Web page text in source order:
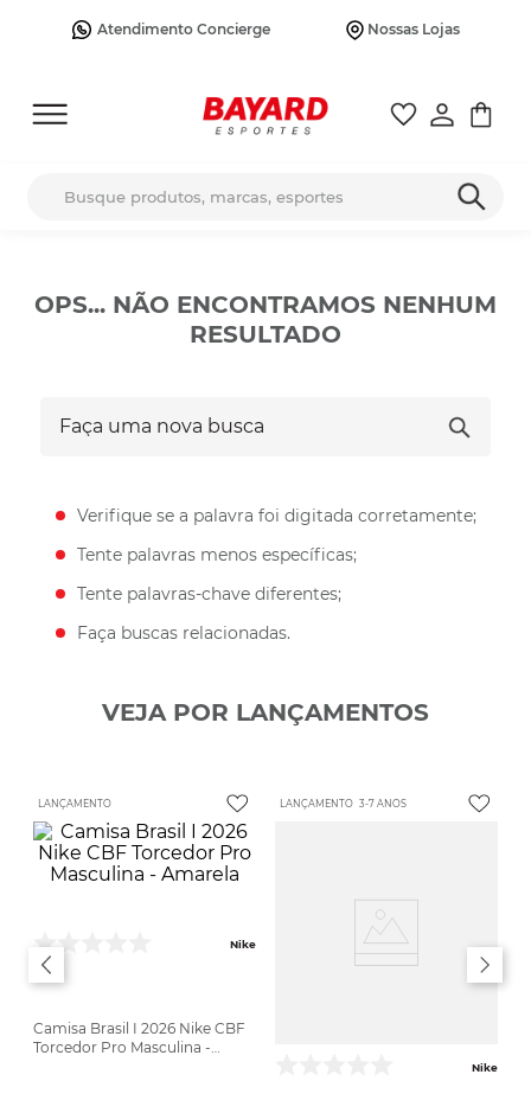
Atendimento Concierge Nossas Lojas
OPS... NÃO ENCONTRAMOS NENHUM
RESULTADO
Verifique se a palavra foi digitada corretamente;
Tente palavras menos específicas;
Tente palavras-chave diferentes;
Faça buscas relacionadas.
VEJA POR LANÇAMENTOS
LANÇAMENTO
Nike
Camisa Brasil I 2026 Nike CBF
Torcedor Pro Masculina -
LANÇAMENTO 3-7 ANOS
Nike